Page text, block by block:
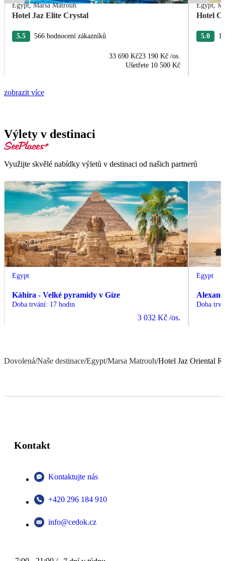
Egypt,Marsa Matrouh
Hotel Jaz Elite Crystal
5.5 566 hodnocení zákazníků
33 690 Kč23 190 Kč /os.
Ušetřete 10 500 Kč
Egypt,
Hotel
5.0
zobrazit více
Výlety v destinaci
Využijte skvělé nabídky výletů v destinaci od našich partnerů
Egypt
Káhira - Velké pyramidy v Gíze
Doba trvání: 17 hodin
3 032 Kč /os.
Egypt
Doba
Dovolená/Naše destinace/Egypt/Marsa Matrouh/Hotel Jaz Oriental
Kontakt
Kontaktujte nás
+420 296 184 910
info@cedok.cz